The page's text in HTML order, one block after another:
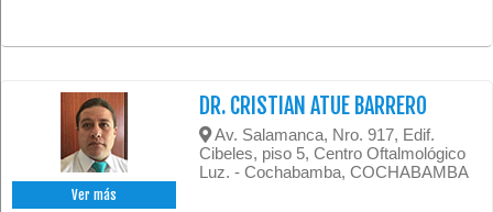
Ver más
DR. CRISTIAN ATUE BARRERO
Av. Salamanca, Nro. 917, Edif.
Cibeles, piso 5, Centro Oftalmológico
Luz. - Cochabamba, COCHABAMBA